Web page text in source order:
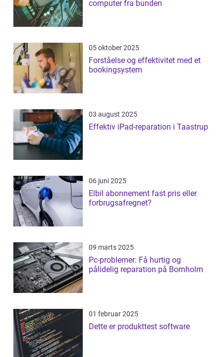
computer fra bunden
05 oktober 2025
Forståelse og effektivitet med et
bookingsystem
03 august 2025
Effektiv iPad-reparation i Taastrup
06 juni 2025
Elbil abonnement fast pris eller
forbrugsafregnet?
09 marts 2025
Pc-problemer: Få hurtig og
pålidelig reparation på Bornholm
01 februar 2025
Dette er produkttest software